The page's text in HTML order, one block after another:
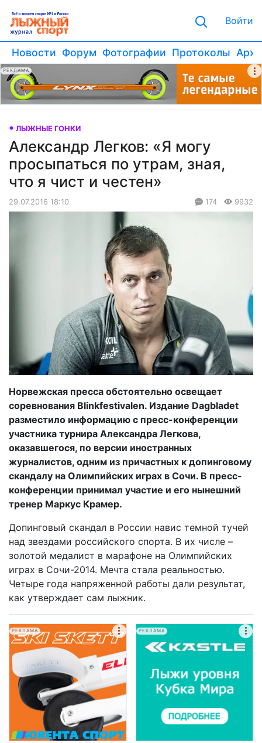
Войти
Новости Форум Фотографии Протоколы
РЕКЛАМА
ЛЫЖНЫЕ ГОНКИ
Александр Легков: «Я могу
просыпаться по утрам, зная,
что я чист и честен»
29.07.2016 18:10 174 9932
Норвежская пресса обстоятельно освещает
соревнования Blinkfestivalen. Издание Dagbladet
разместило информацию с пресс-конференции
участника турнира Александра Легкова,
оказавшегося, по версии иностранных
журналистов, одним из причастных к допинговому
скандалу на Олимпийских играх в Сочи. В пресс-
конференции принимал участие и его нынешний
тренер Маркус Крамер.
Допинговый скандал в России навис темной тучей
над звездами российского спорта. В их числе –
золотой медалист в марафоне на Олимпийских
играх в Сочи-2014. Мечта стала реальностью.
Четыре года напряженной работы дали результат,
как утверждает сам лыжник.
РЕКЛАМА РЕКЛАМА